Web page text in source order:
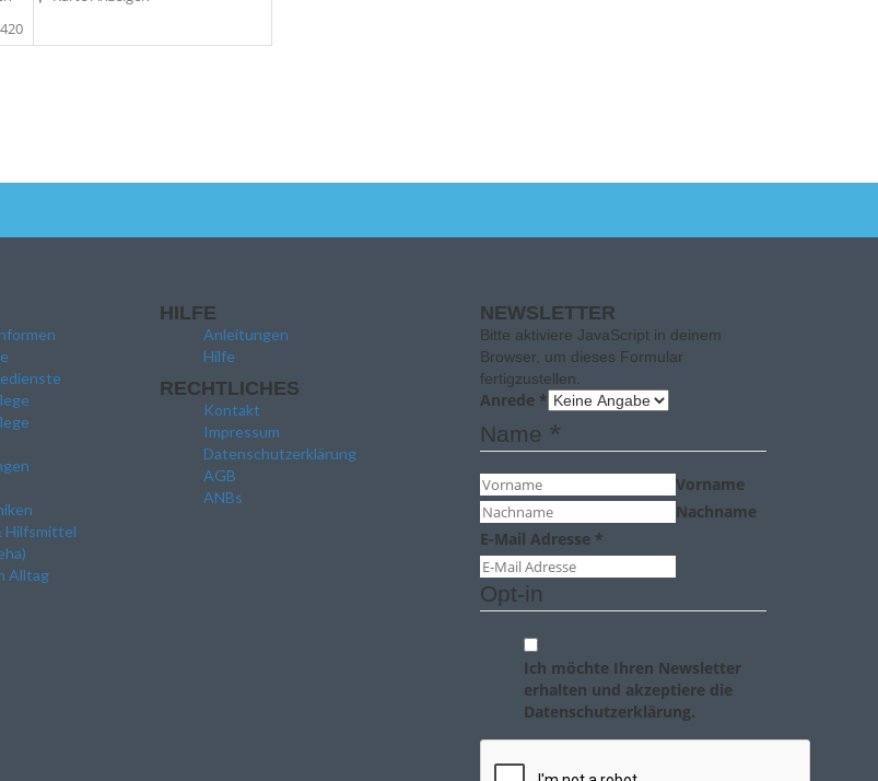
Hilfsmittel
Alltag
HILFE
Anleitungen
Hilfe
RECHTLICHES
Kontakt
Impressum
Datenschutzerklärung
AGB
ANBs
NEWSLETTER
Bitte aktiviere JavaScript in deinem
Browser, um dieses Formular
fertigzustellen.
Anrede *
Name *
Vorname
Nachname
E-Mail Adresse *
Opt-in
Ich möchte Ihren Newsletter
erhalten und akzeptiere die
Datenschutzerklärung.